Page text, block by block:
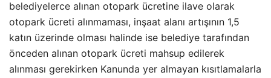
belediyelerce alınan otopark ücretine ilave olarak
otopark ücreti alınmaması, inşaat alanı artışının 1,5
katın üzerinde olması halinde ise belediye tarafından
önceden alınan otopark ücreti mahsup edilerek
alınması gerekirken Kanunda yer almayan kısıtlamalarla